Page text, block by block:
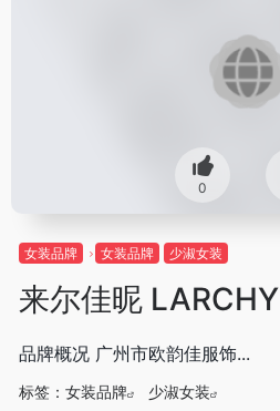
0
女装品牌 女装品牌 少淑女装
来尔佳昵 LARCHY
品牌概况 广州市欧韵佳服饰...
标签： 女装品牌 少淑女装